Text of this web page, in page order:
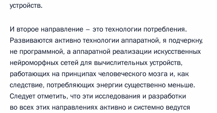
устройств.
И второе направление – это технологии потребления.
Развиваются активно технологии аппаратной, я подчеркну,
не программной, а аппаратной реализации искусственных
нейроморфных сетей для вычислительных устройств,
работающих на принципах человеческого мозга и, как
следствие, потребляющих энергии существенно меньше.
Следует отметить, что эти исследования и разработки
во всех этих направлениях активно и системно ведутся